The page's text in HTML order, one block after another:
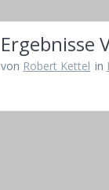
Ergebnisse
von Robert Kettel in